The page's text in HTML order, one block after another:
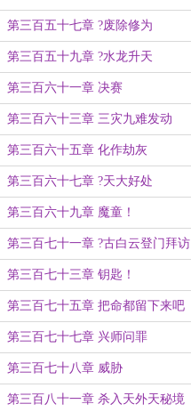
第三百五十七章 ?废除修为
第三百五十九章 ?水龙升天
第三百六十一章 决赛
第三百六十三章 三灾九难发动
第三百六十五章 化作劫灰
第三百六十七章 ?天大好处
第三百六十九章 魔童！
第三百七十一章 ?古白云登门拜访
第三百七十三章 钥匙！
第三百七十五章 把命都留下来吧
第三百七十七章 兴师问罪
第三百七十八章 威胁
第三百八十一章 杀入天外天秘境